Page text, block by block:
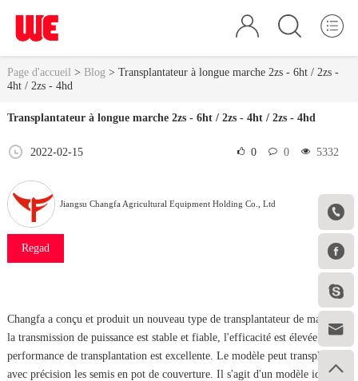





Page d'accueil > Blog > Transplantateur à longue marche 2zs - 6ht / 2zs -
4ht / 2zs - 4hd
Transplantateur à longue marche 2zs - 6ht / 2zs - 4ht / 2zs - 4hd
2022-02-15 0 0 5332
Jiangsu Changfa Agricultural Equipment Holding Co., Ltd
Regad
Changfa a conçu et produit un nouveau type de transplantateur de marche,
la transmission de puissance est stable et fiable, l'efficacité est élevée, la
performance de transplantation est excellente. Le modèle peut transplanter
avec précision les semis en pot de couverture. Il s'agit d'un modèle idéal